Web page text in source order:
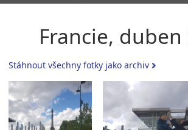
Francie, duben
Stáhnout všechny fotky jako archiv